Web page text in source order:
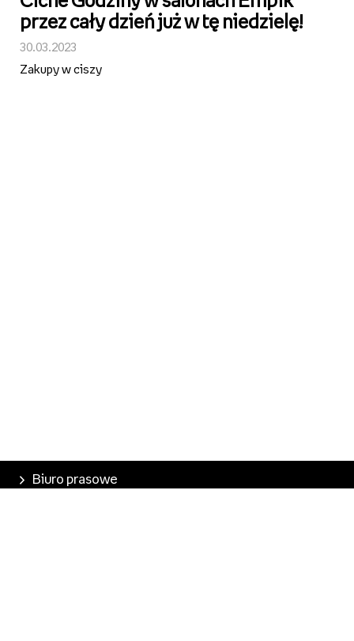
przez cały dzień już w tę niedzielę!
30.03.2023
Zakupy w ciszy
Biuro prasowe